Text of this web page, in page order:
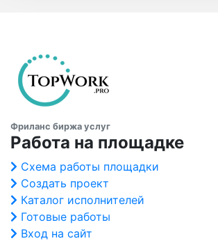
Фриланс биржа услуг
Работа на площадке
Схема работы площадки
Создать проект
Каталог исполнителей
Готовые работы
Вход на сайт